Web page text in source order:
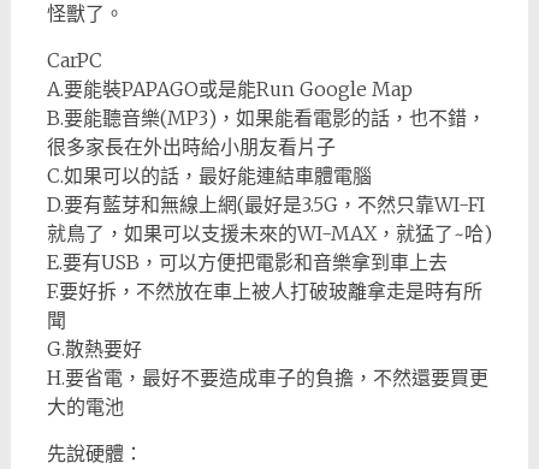
怪獸了。
CarPC
A.要能裝PAPAGO或是能Run Google Map
B.要能聽音樂(MP3)，如果能看電影的話，也不錯，
很多家長在外出時給小朋友看片子
C.如果可以的話，最好能連結車體電腦
D.要有藍芽和無線上網(最好是3.5G，不然只靠WI-FI
就鳥了，如果可以支援未來的WI-MAX，就猛了~哈)
E.要有USB，可以方便把電影和音樂拿到車上去
F.要好拆，不然放在車上被人打破玻離拿走是時有所
聞
G.散熱要好
H.要省電，最好不要造成車子的負擔，不然還要買更
大的電池
先說硬體：